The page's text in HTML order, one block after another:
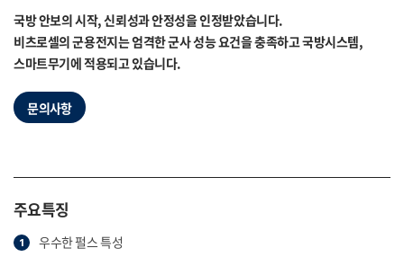
국방 안보의 시작, 신뢰성과 안정성을 인정받았습니다.
비츠로셀의 군용전지는 엄격한 군사 성능 요건을 충족하고 국방시스템,
스마트무기에 적용되고 있습니다.
문의사항
주요특징
우수한 펄스 특성